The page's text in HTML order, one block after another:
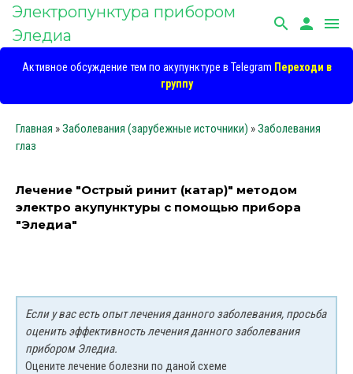
Электропунктура прибором
Эледиа
search person menu
Активное обсуждение тем по акупунктуре в Telegram Переходи в
группу
Главная »Заболевания (зарубежные источники) »Заболевания
глаз
Лечение "Острый ринит (катар)" методом
электро акупунктуры с помощью прибора
"Эледиа"
Если у вас есть опыт лечения данного заболевания, просьба
оценить эффективность лечения данного заболевания
прибором Эледиа.
Оцените лечение болезни по даной схеме